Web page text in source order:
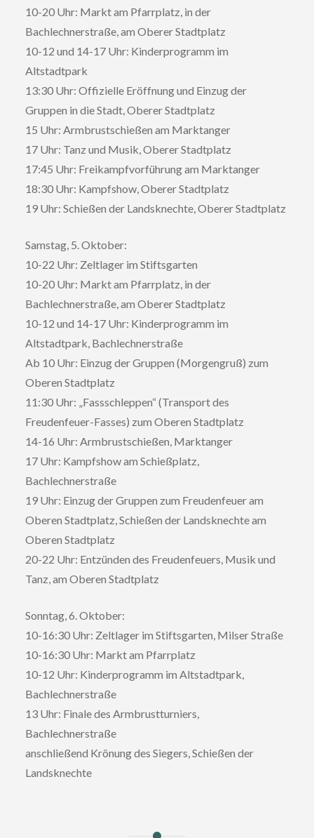
10-20 Uhr: Markt am Pfarrplatz, in der
Bachlechnerstraße, am Oberer Stadtplatz
10-12 und 14-17 Uhr: Kinderprogramm im
Altstadtpark
13:30 Uhr: Offizielle Eröffnung und Einzug der
Gruppen in die Stadt, Oberer Stadtplatz
15 Uhr: Armbrustschießen am Marktanger
17 Uhr: Tanz und Musik, Oberer Stadtplatz
17:45 Uhr: Freikampfvorführung am Marktanger
18:30 Uhr: Kampfshow, Oberer Stadtplatz
19 Uhr: Schießen der Landsknechte, Oberer Stadtplatz
Samstag, 5. Oktober:
10-22 Uhr: Zeltlager im Stiftsgarten
10-20 Uhr: Markt am Pfarrplatz, in der
Bachlechnerstraße, am Oberer Stadtplatz
10-12 und 14-17 Uhr: Kinderprogramm im
Altstadtpark, Bachlechnerstraße
Ab 10 Uhr: Einzug der Gruppen (Morgengruß) zum
Oberen Stadtplatz
11:30 Uhr: „Fassschleppen“ (Transport des
Freudenfeuer-Fasses) zum Oberen Stadtplatz
14-16 Uhr: Armbrustschießen, Marktanger
17 Uhr: Kampfshow am Schießplatz,
Bachlechnerstraße
19 Uhr: Einzug der Gruppen zum Freudenfeuer am
Oberen Stadtplatz, Schießen der Landsknechte am
Oberen Stadtplatz
20-22 Uhr: Entzünden des Freudenfeuers, Musik und
Tanz, am Oberen Stadtplatz
Sonntag, 6. Oktober:
10-16:30 Uhr: Zeltlager im Stiftsgarten, Milser Straße
10-16:30 Uhr: Markt am Pfarrplatz
10-12 Uhr: Kinderprogramm im Altstadtpark,
Bachlechnerstraße
13 Uhr: Finale des Armbrustturniers,
Bachlechnerstraße
anschließend Krönung des Siegers, Schießen der
Landsknechte